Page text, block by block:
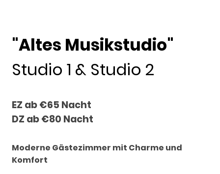
"Altes Musikstudio"
Studio 1 & Studio 2
EZ ab €65 Nacht
DZ ab €80 Nacht
Moderne Gästezimmer mit Charme und
Komfort